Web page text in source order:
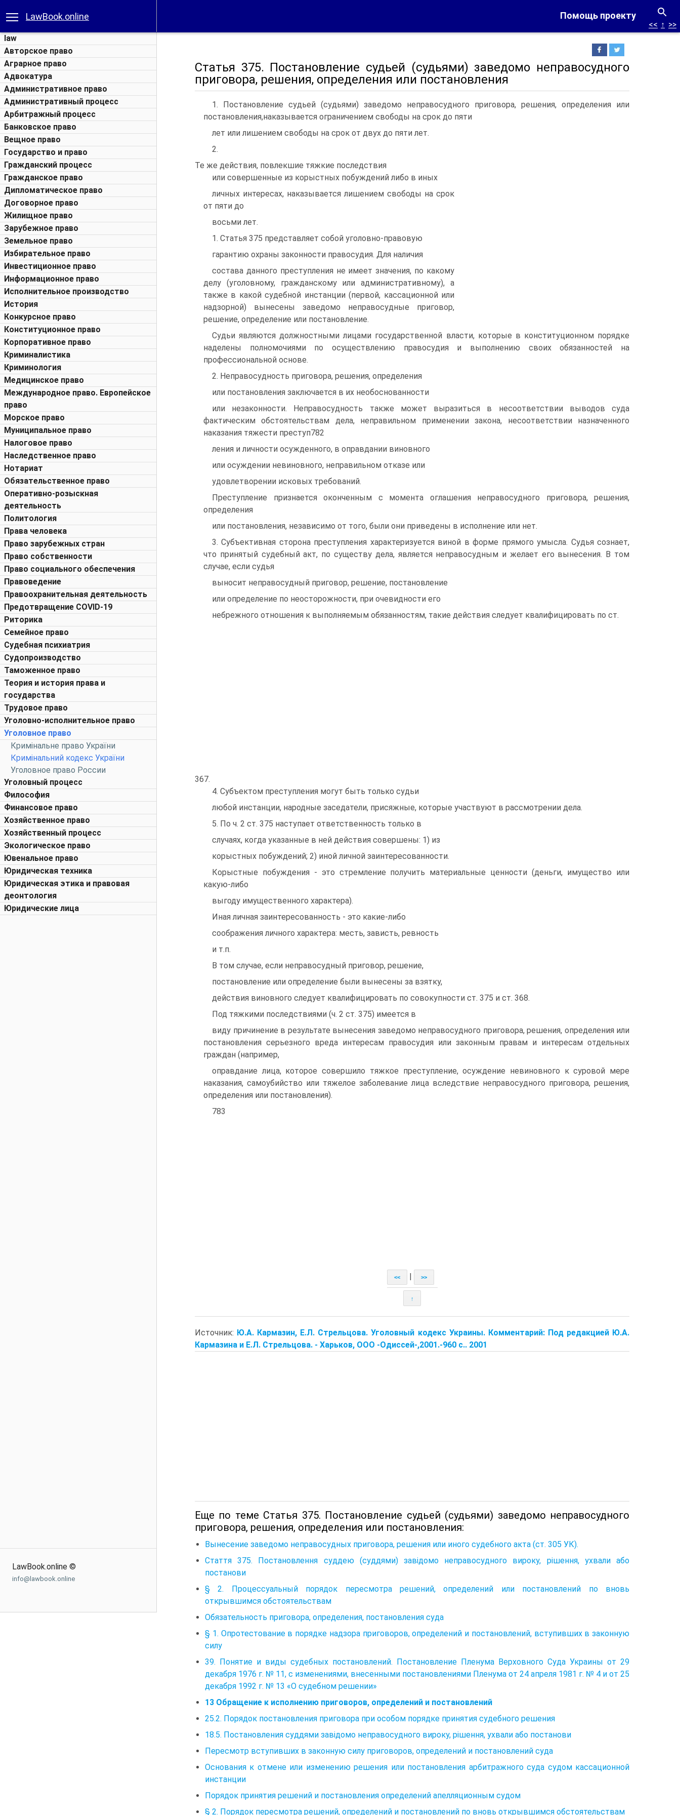
Помощь проекту
LawBook.online
law
Авторское право
Аграрное право
Адвокатура
Административное право
Административный процесс
Арбитражный процесс
Банковское право
Вещное право
Государство и право
Гражданский процесс
Гражданское право
Дипломатическое право
Договорное право
Жилищное право
Зарубежное право
Земельное право
Избирательное право
Инвестиционное право
Информационное право
Исполнительное производство
История
Конкурсное право
Конституционное право
Корпоративное право
Криминалистика
Криминология
Медицинское право
Международное право. Европейское
право
Морское право
Муниципальное право
Налоговое право
Наследственное право
Нотариат
Обязательственное право
Оперативно-розыскная
деятельность
Политология
Права человека
Право зарубежных стран
Право собственности
Право социального обеспечения
Правоведение
Правоохранительная деятельность
Предотвращение COVID-19
Риторика
Семейное право
Судебная психиатрия
Судопроизводство
Таможенное право
Теория и история права и
государства
Трудовое право
Уголовно-исполнительное право
Уголовное право
Кримінальне право України
Кримінальний кодекс України
Уголовное право России
Уголовный процесс
Философия
Финансовое право
Хозяйственное право
Хозяйственный процесс
Экологическое право
Ювенальное право
Юридическая техника
Юридическая этика и правовая
деонтология
Юридические лица
LawBook.online ©
info@lawbook.online
<< ↑ >>
Статья 375. Постановление судьей (судьями) заведомо неправосудного
приговора, решения, определения или постановления
1. Постановление судьей (судьями) заведомо неправосудного приговора, решения, определения или
постановления,наказывается ограничением свободы на срок до пяти
лет или лишением свободы на срок от двух до пяти лет.
2.
Те же действия, повлекшие тяжкие последствия
или совершенные из корыстных побуждений либо в иных
личных интересах, наказывается лишением свободы на срок
от пяти до
восьми лет.
1. Статья 375 представляет собой уголовно-правовую
гарантию охраны законности правосудия. Для наличия
состава данного преступления не имеет значения, по какому
делу (уголовному, гражданскому или административному), а
также в какой судебной инстанции (первой, кассационной или
надзорной) вынесены заведомо неправосудные приговор,
решение, определение или постановление.
Судьи являются должностными лицами государственной власти, которые в конституционном порядке
наделены полномочиями по осуществлению правосудия и выполнению своих обязанностей на
профессиональной основе.
2. Неправосудность приговора, решения, определения
или постановления заключается в их необоснованности
или незаконности. Неправосудность также может выразиться в несоответствии выводов суда
фактическим обстоятельствам дела, неправильном применении закона, несоответствии назначенного
наказания тяжести преступ782
ления и личности осужденного, в оправдании виновного
или осуждении невиновного, неправильном отказе или
удовлетворении исковых требований.
Преступление признается оконченным с момента оглашения неправосудного приговора, решения,
определения
или постановления, независимо от того, были они приведены в исполнение или нет.
3. Субъективная сторона преступления характеризуется виной в форме прямого умысла. Судья сознает,
что принятый судебный акт, по существу дела, является неправосудным и желает его вынесения. В том
случае, если судья
выносит неправосудный приговор, решение, постановление
или определение по неосторожности, при очевидности его
небрежного отношения к выполняемым обязанностям, такие действия следует квалифицировать по ст.
367.
4. Субъектом преступления могут быть только судьи
любой инстанции, народные заседатели, присяжные, которые участвуют в рассмотрении дела.
5. По ч. 2 ст. 375 наступает ответственность только в
случаях, когда указанные в ней действия совершены: 1) из
корыстных побуждений; 2) иной личной заинтересованности.
Корыстные побуждения - это стремление получить материальные ценности (деньги, имущество или
какую-либо
выгоду имущественного характера).
Иная личная заинтересованность - это какие-либо
соображения личного характера: месть, зависть, ревность
и т.п.
В том случае, если неправосудный приговор, решение,
постановление или определение были вынесены за взятку,
действия виновного следует квалифицировать по совокупности ст. 375 и ст. 368.
Под тяжкими последствиями (ч. 2 ст. 375) имеется в
виду причинение в результате вынесения заведомо неправосудного приговора, решения, определения или
постановления серьезного вреда интересам правосудия или законным правам и интересам отдельных
граждан (например,
оправдание лица, которое совершило тяжкое преступление, осуждение невиновного к суровой мере
наказания, самоубийство или тяжелое заболевание лица вследствие неправосудного приговора, решения,
определения или постановления).
783
<< >>
↑
Источник: Ю.А. Кармазин, Е.Л. Стрельцова. Уголовный кодекс Украины. Комментарий: Под редакцией Ю.А.
Кармазина и Е.Л. Стрельцова. - Харьков, ООО -Одиссей-,2001.-960 с.. 2001
Еще по теме Статья 375. Постановление судьей (судьями) заведомо неправосудного
приговора, решения, определения или постановления:
Вынесение заведомо неправосудных приговора, решения или иного судебного акта (ст. 305 УК).
Стаття 375. Постановлення суддею (суддями) завідомо неправосудного вироку, рішення, ухвали або
постанови
§ 2. Процессуальный порядок пересмотра решений, определений или постановлений по вновь
открывшимся обстоятельствам
Обязательность приговора, определения, постановления суда
§ 1. Опротестование в порядке надзора приговоров, определений и постановлений, вступивших в законную
силу
39. Понятие и виды судебных постановлений. Постановление Пленума Верховного Суда Украины от 29
декабря 1976 г. № 11, с изменениями, внесенными постановлениями Пленума от 24 апреля 1981 г. № 4 и от 25
декабря 1992 г. № 13 «О судебном решении»
13 Обращение к исполнению приговоров, определений и постановлений
25.2. Порядок постановления приговора при особом порядке принятия судебного решения
18.5. Постановления суддями завідомо неправосудного вироку, рішення, ухвали або постанови
Пересмотр вступивших в законную силу приговоров, определений и постановлений суда
Основания к отмене или изменению решения или постановления арбитражного суда судом кассационной
инстанции
Порядок принятия решений и постановления определений апелляционным судом
§ 2. Порядок пересмотра решений, определений и постановлений по вновь открывшимся обстоятельствам